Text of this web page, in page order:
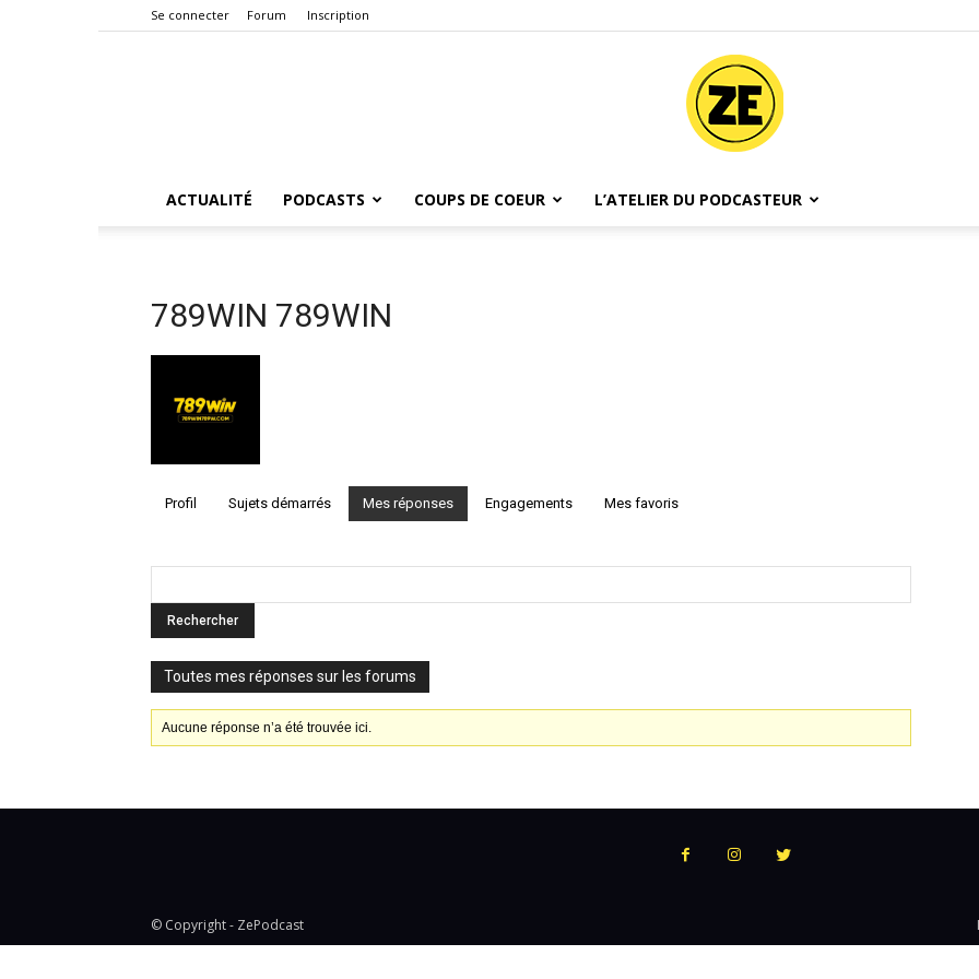
Se connecter Forum Inscription
ACTUALITÉ PODCASTS COUPS DE COEUR L’ATELIER DU PODCASTEUR
789WIN 789WIN
Profil Sujets démarrés Mes réponses Engagements Mes favoris
Toutes mes réponses sur les forums
Aucune réponse n’a été trouvée ici.
© Copyright - ZePodcast